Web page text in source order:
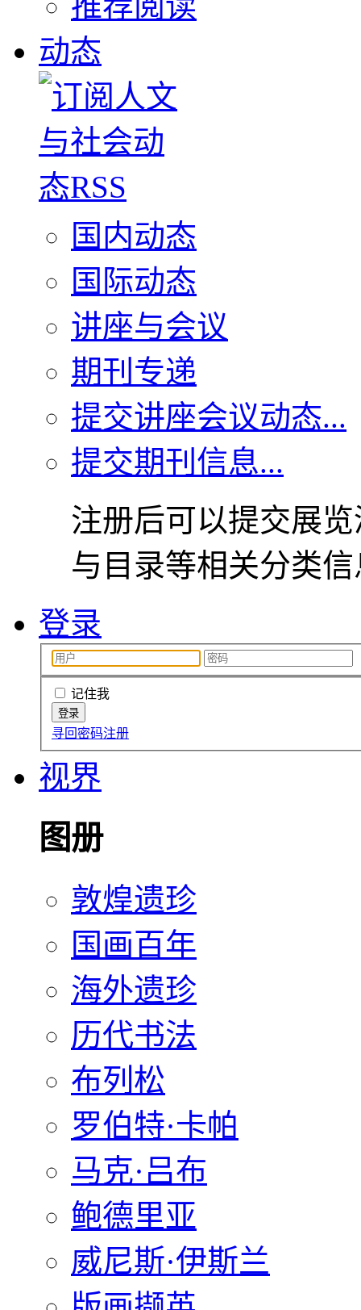
动态
国内动态
国际动态
讲座与会议
期刊专递
提交讲座会议动态...
提交期刊信息...
注册后可以提交展
与目录等相关分类
登录
记住我
寻回密码注册
视界
图册
敦煌遗珍
国画百年
海外遗珍
历代书法
布列松
罗伯特·卡帕
马克·吕布
鲍德里亚
威尼斯·伊斯兰